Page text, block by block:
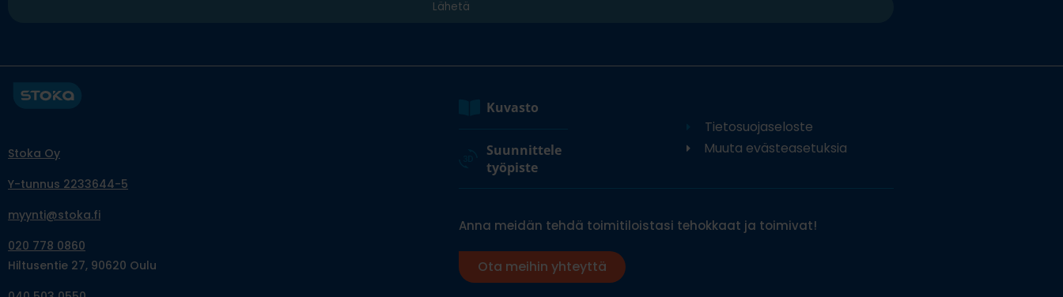
Stoka Oy
Y-tunnus 2233644-5
myynti@stoka.fi
020 778 0860
Hiltusentie 27, 90620 Oulu
Kuvasto
Suunnittele
työpiste
Tietosuojaseloste
Muuta evästeasetuksia
Anna meidän tehdä toimitiloistasi tehokkaat ja toimivat!
Ota meihin yhteyttä